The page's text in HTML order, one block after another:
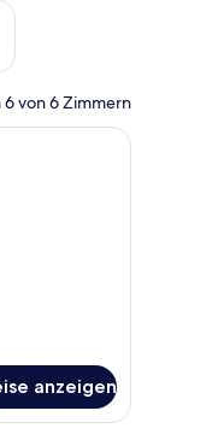
Wochenende, Aug.
von 6 Zimmern
kleinen runden Tisch
mit einem großen Bett,
anzeigen